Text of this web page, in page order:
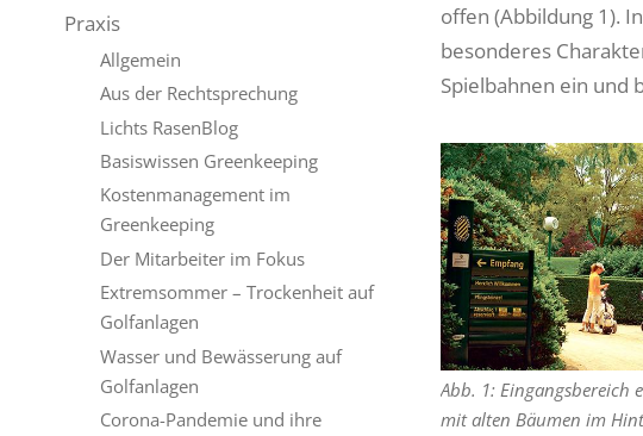
offen (Abbildung 1).
besonderes
Spielbahnen ein und
Abb. 1: Eingangsbereich
mit alten Bäumen im
Praxis
Allgemein
Aus der Rechtsprechung
Lichts RasenBlog
Basiswissen Greenkeeping
Kostenmanagement im
Greenkeeping
Der Mitarbeiter im Fokus
Extremsommer – Trockenheit auf
Golfanlagen
Wasser und Bewässerung auf
Golfanlagen
Corona-Pandemie und ihre